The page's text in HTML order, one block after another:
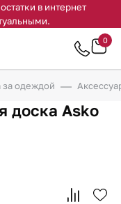
в интернет
0
за одеждой
доска Asko